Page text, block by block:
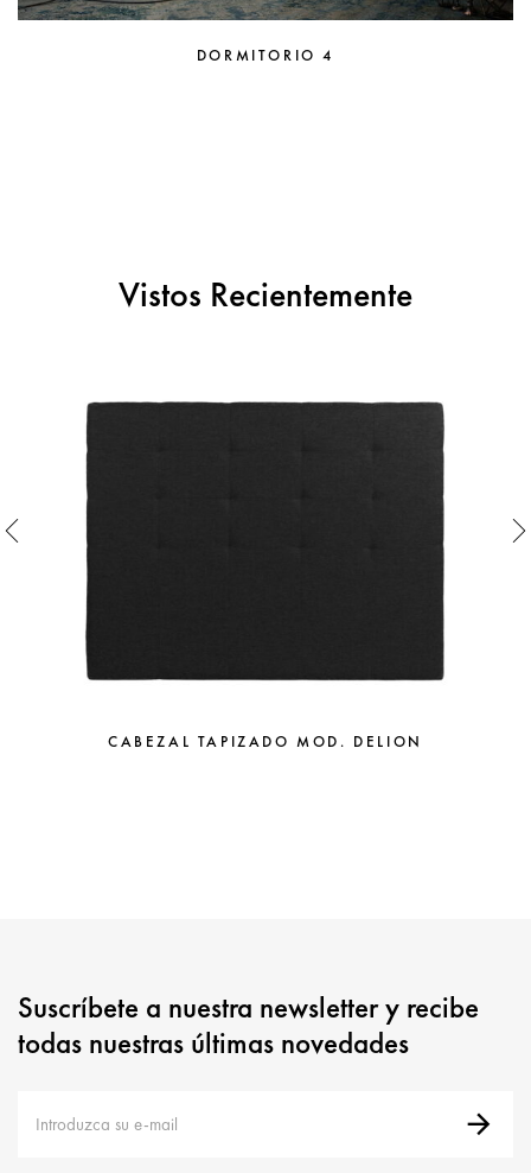
DORMITORIO 4
Vistos Recientemente
CABEZAL TAPIZADO MOD. DELION
Suscríbete a nuestra newsletter y recibe
todas nuestras últimas novedades